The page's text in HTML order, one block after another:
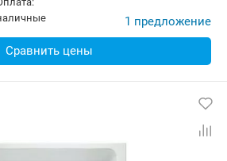
1 предложение
Сравнить цены